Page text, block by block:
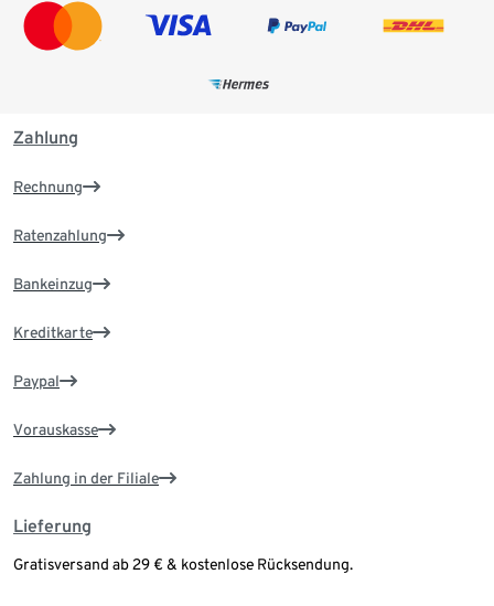
Zahlung
Rechnung
Ratenzahlung
Bankeinzug
Kreditkarte
Paypal
Vorauskasse
Zahlung in der Filiale
Lieferung
Gratisversand ab 29 € & kostenlose Rücksendung.